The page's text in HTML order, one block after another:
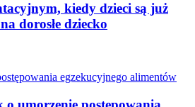
kiedy dzieci są już
dorosłe dziecko